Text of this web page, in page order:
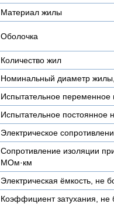
Материал жилы
Оболочка
Количество жил
Номинальный диаметр
Испытательное переменное
Испытательное постоянное
Электрическое
Сопротивление изоляции
МОм·км
Электрическая ёмкость, не
Коэффициент затухания, не